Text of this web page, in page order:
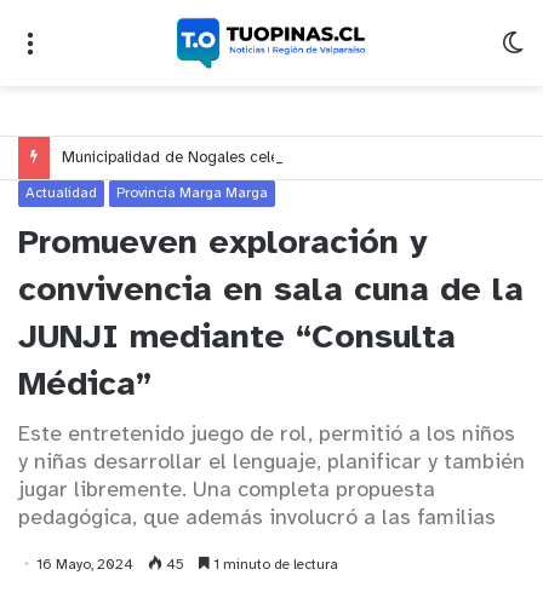
Actualidad Provincia Marga Marga
Promueven exploración y
convivencia en sala cuna de la
JUNJI mediante “Consulta
Médica”
Este entretenido juego de rol, permitió a los niños
y niñas desarrollar el lenguaje, planificar y también
jugar libremente. Una completa propuesta
pedagógica, que además involucró a las familias
16 Mayo, 2024 45 1 minuto de lectura